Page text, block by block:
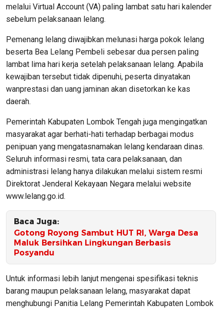
melalui Virtual Account (VA) paling lambat satu hari kalender
sebelum pelaksanaan lelang.
Pemenang lelang diwajibkan melunasi harga pokok lelang
beserta Bea Lelang Pembeli sebesar dua persen paling
lambat lima hari kerja setelah pelaksanaan lelang. Apabila
kewajiban tersebut tidak dipenuhi, peserta dinyatakan
wanprestasi dan uang jaminan akan disetorkan ke kas
daerah.
Pemerintah Kabupaten Lombok Tengah juga mengingatkan
masyarakat agar berhati-hati terhadap berbagai modus
penipuan yang mengatasnamakan lelang kendaraan dinas.
Seluruh informasi resmi, tata cara pelaksanaan, dan
administrasi lelang hanya dilakukan melalui sistem resmi
Direktorat Jenderal Kekayaan Negara melalui website
www.lelang.go.id.
Baca Juga:
Gotong Royong Sambut HUT RI, Warga Desa
Maluk Bersihkan Lingkungan Berbasis
Posyandu
Untuk informasi lebih lanjut mengenai spesifikasi teknis
barang maupun pelaksanaan lelang, masyarakat dapat
menghubungi Panitia Lelang Pemerintah Kabupaten Lombok